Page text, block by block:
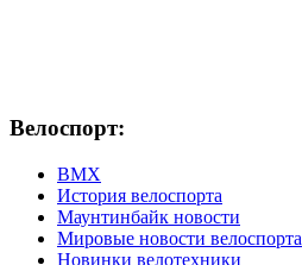
Велоспорт:
ВМХ
История велоспорта
Маунтинбайк новости
Мировые новости велоспорта
Новинки велотехники